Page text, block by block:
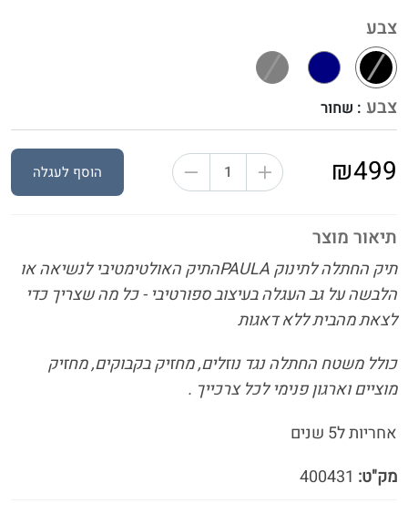
תיאור מוצר
תיק החתלה לתינוק PAULA
התיק האולטימטיבי לנשיאה או
הלבשה על גב העגלה בעיצוב ספורטיבי - כל מה שצריך כדי
לצאת מהבית ללא דאגות
כולל משטח החתלה נגד נוזלים, מחזיק בקבוקים, מחזיק
מוציים וארגון פנימי לכל צרכייך .
אחריות ל5 שנים
מק"ט:
צבע
צבע : שחור
₪499 הוסף לעגלה